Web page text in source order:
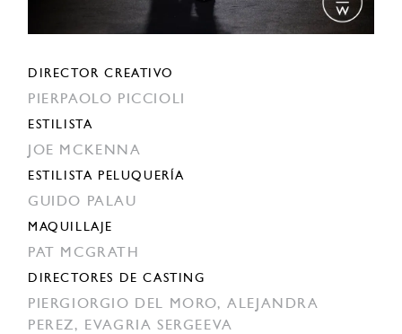
DIRECTOR CREATIVO
PIERPAOLO PICCIOLI
ESTILISTA
JOE MCKENNA
ESTILISTA PELUQUERÍA
GUIDO PALAU
MAQUILLAJE
PAT MCGRATH
DIRECTORES DE CASTING
PIERGIORGIO DEL MORO,ALEJANDRA
PEREZ,
EVAGRIA SERGEEVA